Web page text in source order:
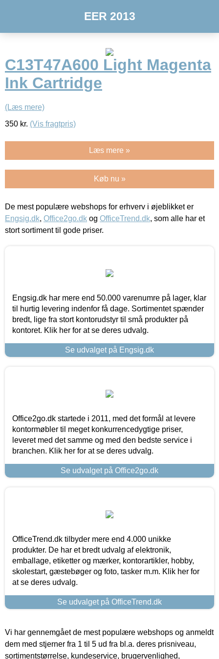
EER 2013
C13T47A600 Light Magenta
Ink Cartridge
(Læs mere)
350 kr. (Vis fragtpris)
Læs mere »
Køb nu »
De mest populære webshops for erhverv i øjeblikket er
Engsig.dk, Office2go.dk og OfficeTrend.dk, som alle har et
stort sortiment til gode priser.
Engsig.dk har mere end 50.000 varenumre på lager, klar
til hurtig levering indenfor få dage. Sortimentet spænder
bredt, lige fra stort kontorudstyr til små produkter på
kontoret. Klik her for at se deres udvalg.
Se udvalget på Engsig.dk
Office2go.dk startede i 2011, med det formål at levere
kontormøbler til meget konkurrencedygtige priser,
leveret med det samme og med den bedste service i
branchen. Klik her for at se deres udvalg.
Se udvalget på Office2go.dk
OfficeTrend.dk tilbyder mere end 4.000 unikke
produkter. De har et bredt udvalg af elektronik,
emballage, etiketter og mærker, kontorartikler, hobby,
skolestart, gæstebøger og foto, tasker m.m. Klik her for
at se deres udvalg.
Se udvalget på OfficeTrend.dk
Vi har gennemgået de mest populære webshops og anmeldt
dem med stjerner fra 1 til 5 ud fra bl.a. deres prisniveau,
sortimentstørrelse, kundeservice, brugervenlighed,